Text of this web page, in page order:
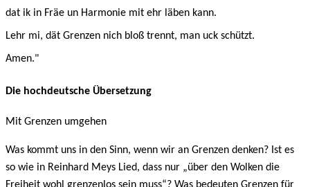
dat ik in Fräe un Harmonie mit ehr läben kann.
Lehr mi, dät Grenzen nich bloß trennt, man uck schützt.
Amen."
Die hochdeutsche Übersetzung
Mit Grenzen umgehen
Was kommt uns in den Sinn, wenn wir an Grenzen denken? Ist es
so wie in Reinhard Meys Lied, dass nur „über den Wolken die